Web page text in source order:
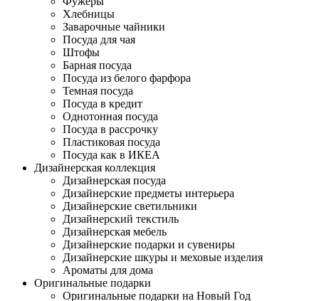
Хлебницы
Заварочные чайники
Посуда для чая
Штофы
Барная посуда
Посуда из белого фарфора
Темная посуда
Посуда в кредит
Однотонная посуда
Посуда в рассрочку
Пластиковая посуда
Посуда как в ИКЕА
Дизайнерская коллекция
Дизайнерская посуда
Дизайнерские предметы интерьера
Дизайнерские светильники
Дизайнерский текстиль
Дизайнерская мебель
Дизайнерские подарки и сувениры
Дизайнерские шкуры и меховые изделия
Ароматы для дома
Оригинальные подарки
Оригинальные подарки на Новый Год